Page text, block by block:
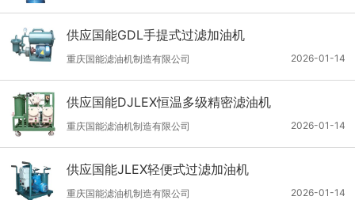
供应国能GDL手提式过滤加油机
2026-01-14
重庆国能滤油机制造有限公司
供应国能DJLEX恒温多级精密滤油机
2026-01-14
重庆国能滤油机制造有限公司
供应国能JLEX轻便式过滤加油机
2026-01-14
重庆国能滤油机制造有限公司